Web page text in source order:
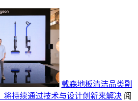
戴森地板清洁品类副
将持续通过技术与设计创新来解决 阅